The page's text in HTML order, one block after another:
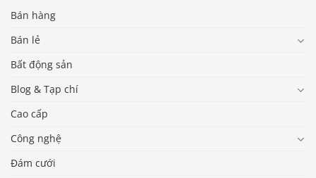
Bán hàng
Bán lẻ
Bất động sản
Blog & Tạp chí
Cao cấp
Công nghệ
Đám cưới